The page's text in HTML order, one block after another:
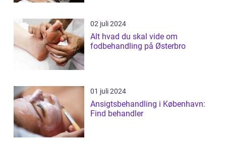
02 juli 2024
Alt hvad du skal vide om
fodbehandling på Østerbro
01 juli 2024
Ansigtsbehandling i København:
Find behandler